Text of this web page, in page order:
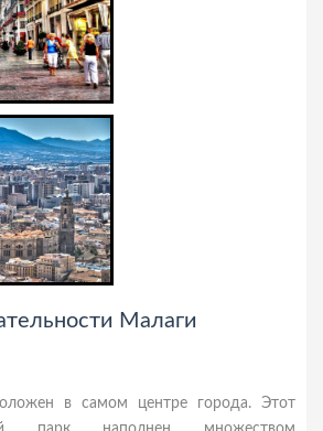
Малаги
в самом центре города. Этот